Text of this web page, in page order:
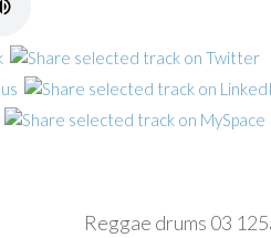
Reggae drums 03